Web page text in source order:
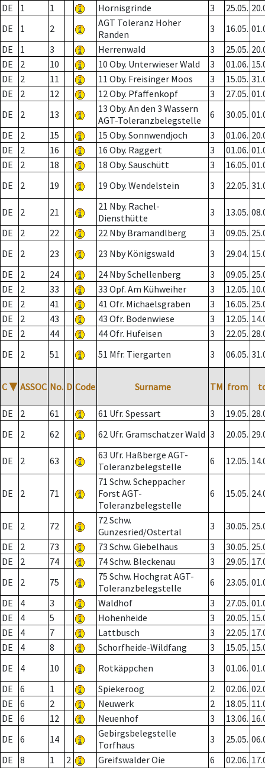
DE 1 1 Hornisgrinde 3 25.05.
DE
1 2
AGT Toleranz Hoher
Randen
3 16.05.
DE
1 3 Herrenwald 3 25.05.
DE
2 10 10 Oby. Unterwieser Wald 3 01.06.
DE
2 11 11 Oby. Freisinger Moos 3 15.05.
DE
2 12 12 Oby. Pfaffenkopf 3 27.05.
DE
2 13
13 Oby. An den 3 Wassern
AGT-Toleranzbelegstelle
6 30.05.
DE
2 15 15 Oby. Sonnwendjoch 3 01.06.
DE
2 16 16 Oby. Raggert 3 01.06.
DE
2 18 18 Oby. Sauschütt 3 16.05.
DE
2 19 19 Oby. Wendelstein 3 22.05.
DE 2 21
21 Nby. Rachel-
Diensthütte
3 13.05.
DE
2 22 22 Nby Bramandlberg 3 09.05.
DE
2 23 23 Nby Königswald 3 29.04.
DE
2 24 24 Nby Schellenberg 3 09.05.
DE
2 33 33 Opf. Am Kühweiher 3 12.05.
DE
2 41 41 Ofr. Michaelsgraben 3 16.05.
DE
2 43 43 Ofr. Bodenwiese 3 12.05.
DE
2 44 44 Ofr. Hufeisen 3 22.05.
DE
2 51 51 Mfr. Tiergarten 3 06.05.
C ▼ ASSOC No. D Code Surname TM from
DE 2 61 61 Ufr. Spessart 3 19.05.
DE
2 62 62 Ufr. Gramschatzer Wald 3 20.05.
DE 2 63
63 Ufr. Haßberge AGT-
Toleranzbelegstelle
6 12.05.
DE 2 71
71 Schw. Scheppacher
Forst AGT-
Toleranzbelegstelle
6 15.05.
DE 2 72
72 Schw.
Gunzesried/Ostertal
3 30.05.
DE
2 73 73 Schw. Giebelhaus 3 30.05.
DE
2 74 74 Schw. Bleckenau 3 29.05.
DE
2 75
75 Schw. Hochgrat AGT-
Toleranzbelegstelle
6 23.05.
DE
4 3 Waldhof 3 27.05.
DE
4 5 Hohenheide 3 20.05.
DE
4 7 Lattbusch 3 22.05.
DE
4 8 Schorfheide-Wildfang 3 15.05.
DE
4 10 Rotkäppchen 3 01.06.
DE
6 1 Spiekeroog 2 02.06.
DE
6 2 Neuwerk 2 18.05.
DE
6 12 Neuenhof 3 13.06.
DE
6 14
Gebirgsbelegstelle
Torfhaus
3 25.05.
DE
8 1 2 Greifswalder Oie 6 02.06.